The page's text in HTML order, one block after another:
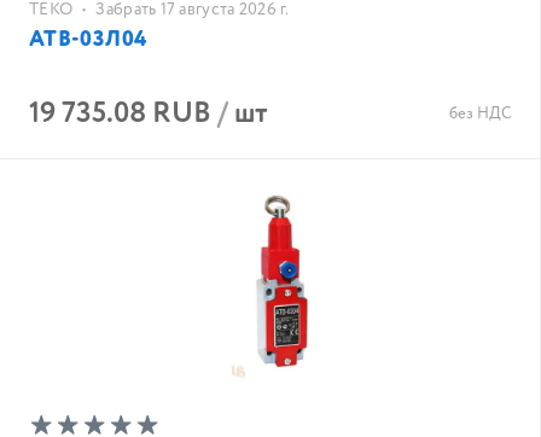
ТЕКО • Забрать 17 августа 2026 г.
АТВ-03Л04
19 735.08 RUB/шт без НДС